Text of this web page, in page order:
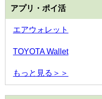
アプリ・ポイ活
エアウォレット
TOYOTA Wallet
もっと見る＞＞